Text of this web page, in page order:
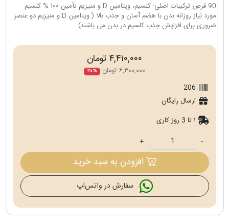
90 قرص ترکیبات اصلی: کلسیم، ویتامین D و منیزیم تأمين ۱۰۰ % کلسيم
مورد نياز روزانه بدن با هضم آسان و جذب بالا ( ويتامين D و منيزيم دو عنصر
ضروری برای افزايش جذب کلسيم در بدن می باشند)
۴,۴۱۰,۰۰۰ تومان
۶,۳۰۰,۰۰۰ تومان ۳۰%
206
ارسال رایگان
۱ تا 3 روز کاری
-
+
افزودن به سبد خرید
سفارش در واتس‌اپ